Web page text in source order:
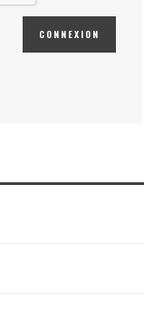
CONNEXION